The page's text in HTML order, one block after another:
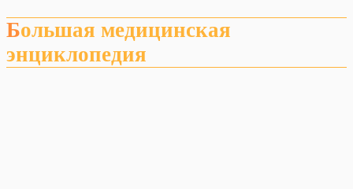
Большая медицинская
энциклопедия